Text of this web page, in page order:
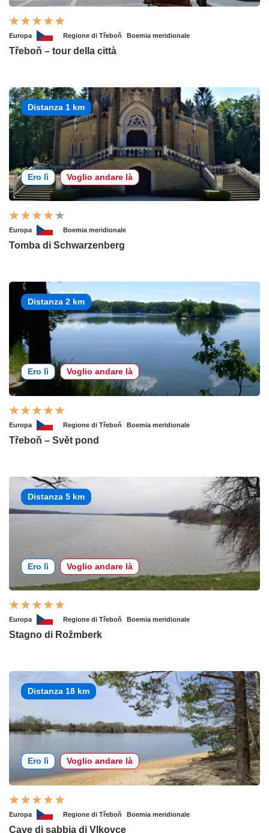
Europa Regione di Třeboň Boemia meridionale
Třeboň – tour della città
Distanza 1 km
Ero lì Voglio andare là
Europa Boemia meridionale
Tomba di Schwarzenberg
Distanza 2 km
Ero lì Voglio andare là
Europa Regione di Třeboň Boemia meridionale
Třeboň – Svět pond
Distanza 5 km
Ero lì Voglio andare là
Europa Regione di Třeboň Boemia meridionale
Stagno di Rožmberk
Distanza 18 km
Ero lì Voglio andare là
Europa Regione di Třeboň Boemia meridionale
Cave di sabbia di Vlkovce